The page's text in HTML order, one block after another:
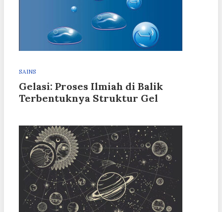
SAINS
Gelasi: Proses Ilmiah di Balik
Terbentuknya Struktur Gel